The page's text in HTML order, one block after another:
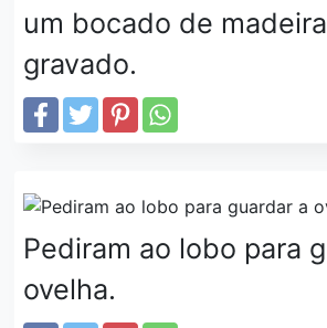
um bocado de
gravado.
Pediram ao lobo para
ovelha.